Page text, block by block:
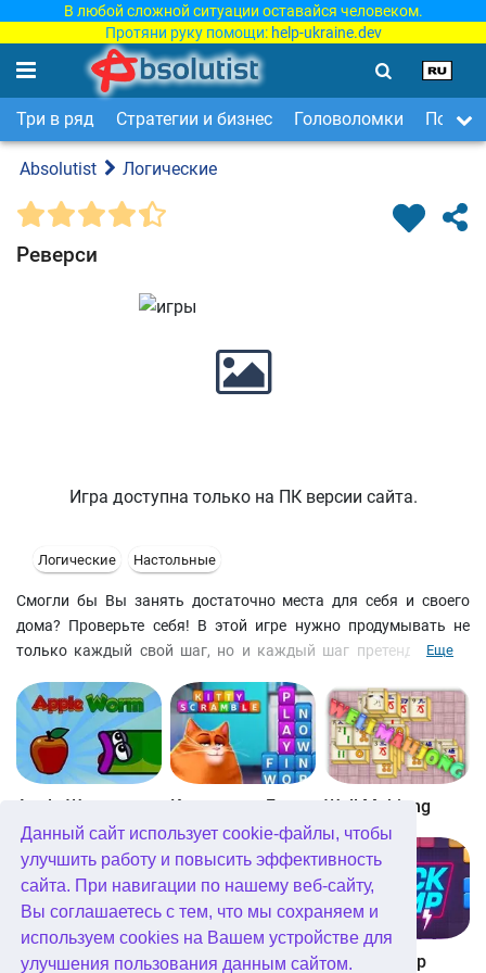
Данный сайт использует cookie-файлы, чтобы
улучшить работу и повысить эффективность
сайта. При навигации по нашему веб-сайту,
Вы соглашаетесь с тем, что мы сохраняем и
используем cookies на Вашем устройстве для
улучшения пользования данным сайтом.
В любой сложной ситуации оставайся человеком.
Протяни руку помощи: help-ukraine.dev
Три в ряд Стратегии и бизнес Головоломки Поиск
Absolutist Логические
Реверси
Игра доступна только на ПК версии сайта.
Логические Настольные
Смогли бы Вы занять достаточно места для себя и своего
дома? Проверьте себя! В этой игре нужно продумывать не
только каждый свой шаг, но и каждый шаг претендента на
места для себя и не оставить ни одного шанса сопернику.
Сегодня Ваш противник - компьютер, а значит, Вам надо
думать быстрее и быть более внимательным. Если не успеете
захватить территорию компьютера - то он не упустит
возможности завладеть Вашей! Отличие Реверси от
классической состоит в том, что можно захватить не более
одного клочка земли за один раз. Игра состоит из трех
уровней. Вам понадобится Flash 5 plug-in от Macromedia, чтобы
играть.
Еще
Apple Worm Well Mahjong
Digitz! The Daily Diagonal Sudoku Block Champ